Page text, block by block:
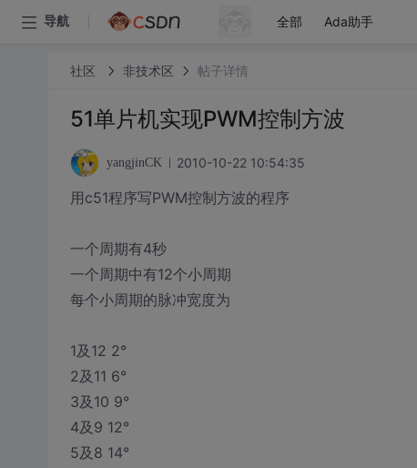
导航 全部 Ada助手
社区 非技术区 帖子详情
51单片机实现PWM控制方波
yangjinCK 2010-10-22 10:54:35
用c51程序写PWM控制方波的程序
一个周期有4秒
一个周期中有12个小周期
每个小周期的脉冲宽度为
1及12 2°
2及11 6°
3及10 9°
4及9 12°
5及8 14°